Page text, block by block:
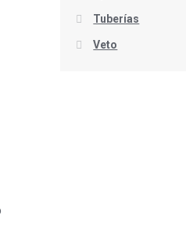
Tuberías
Veto